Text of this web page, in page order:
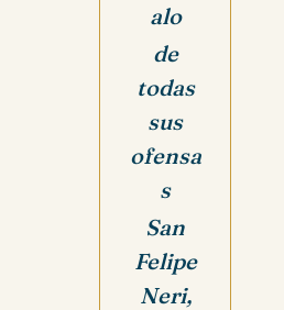
alo
de
todas
sus
ofensa
s
San
Felipe
Neri,